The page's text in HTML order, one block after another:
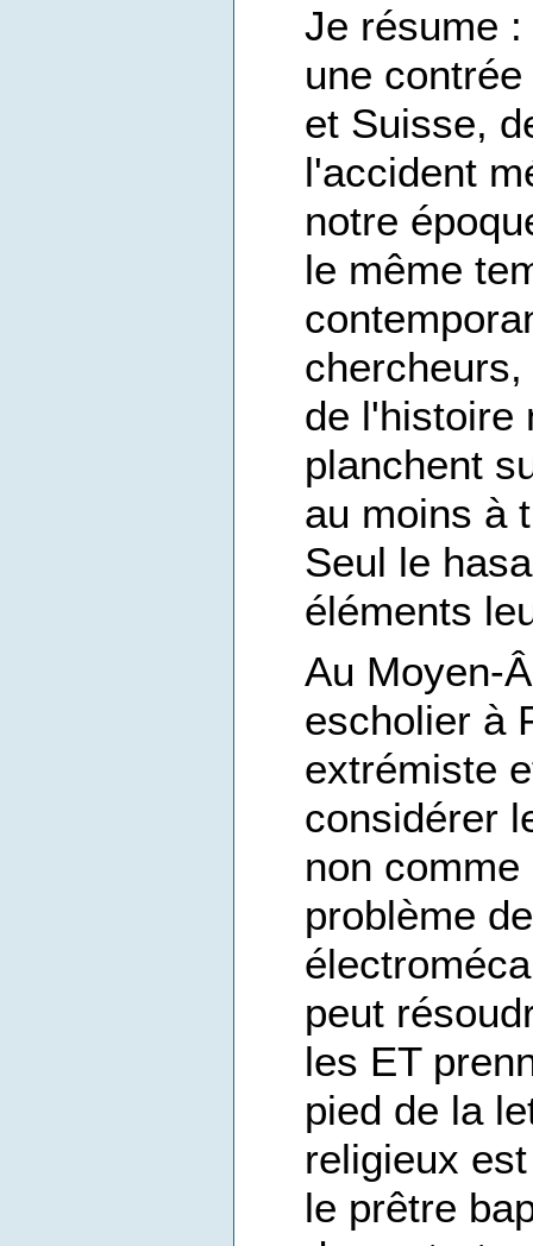
Je résume
une
et Suisse,
l'accident
notre
le même
de l'histoire
planchent
au moins à
Seul le
éléments
Au Moyen-
escholier à
extrémiste
considérer
non
problème
peut
les ET
pied de la
religieux
le prêtre